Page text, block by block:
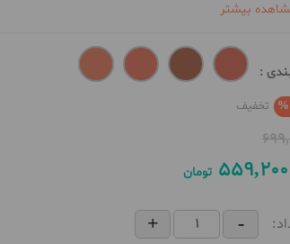
و شاداب کننده
بیشتر
:
تخفیف
559,200 تومان